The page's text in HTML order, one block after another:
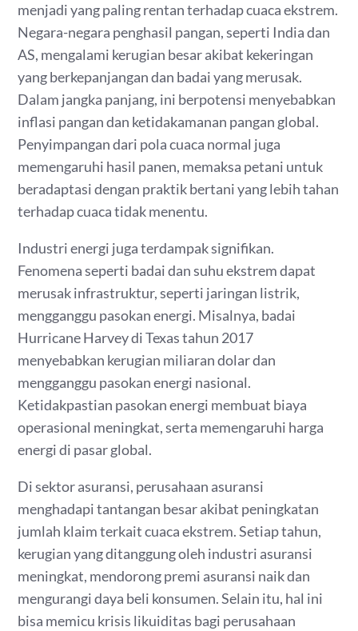
menjadi yang paling rentan terhadap cuaca ekstrem.
Negara-negara penghasil pangan, seperti India dan
AS, mengalami kerugian besar akibat kekeringan
yang berkepanjangan dan badai yang merusak.
Dalam jangka panjang, ini berpotensi menyebabkan
inflasi pangan dan ketidakamanan pangan global.
Penyimpangan dari pola cuaca normal juga
memengaruhi hasil panen, memaksa petani untuk
beradaptasi dengan praktik bertani yang lebih tahan
terhadap cuaca tidak menentu.
Industri energi juga terdampak signifikan.
Fenomena seperti badai dan suhu ekstrem dapat
merusak infrastruktur, seperti jaringan listrik,
mengganggu pasokan energi. Misalnya, badai
Hurricane Harvey di Texas tahun 2017
menyebabkan kerugian miliaran dolar dan
mengganggu pasokan energi nasional.
Ketidakpastian pasokan energi membuat biaya
operasional meningkat, serta memengaruhi harga
energi di pasar global.
Di sektor asuransi, perusahaan asuransi
menghadapi tantangan besar akibat peningkatan
jumlah klaim terkait cuaca ekstrem. Setiap tahun,
kerugian yang ditanggung oleh industri asuransi
meningkat, mendorong premi asuransi naik dan
mengurangi daya beli konsumen. Selain itu, hal ini
bisa memicu krisis likuiditas bagi perusahaan